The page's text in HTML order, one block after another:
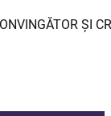
ȘI